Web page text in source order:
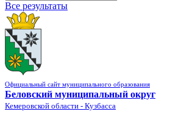
Все результаты
Официальный сайт муниципального образования
Беловский муниципальный округ
Кемеровской области - Кузбасса